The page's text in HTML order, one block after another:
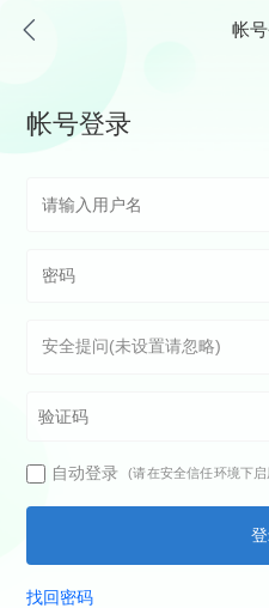
帐
帐号登录
自动登录 (请在安全信任环境下
找回密码